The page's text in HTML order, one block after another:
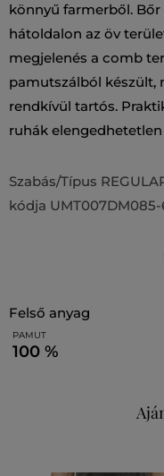
könnyű farmerből.
hátoldalon az öv
megjelenés a comb
pamutszálból készült,
rendkívül tartós.
ruhák elengedhetetlen
Szabás/Típus
kódja
felső anyag
PAMUT
100 %